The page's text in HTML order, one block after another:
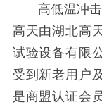
高低温冲击
高天由湖北高
试验设备有限
受到新老用户
是商盟认证会